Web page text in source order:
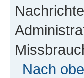
Nach